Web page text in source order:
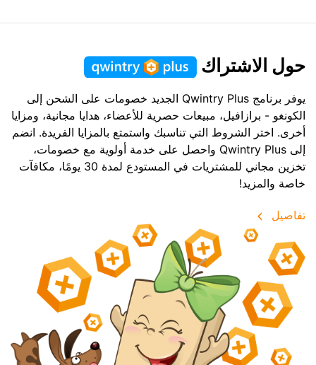
حول الاشتراك
يوفر برنامج Qwintry Plus الجديد خصومات على الشحن إلى
الكونغو - برازافيل، مبيعات حصرية للأعضاء، هدايا مجانية، ومزايا
أخرى. اختر الشروط التي تناسبك واستمتع بالمزايا الفريدة. انضم
إلى Qwintry Plus واحصل على خدمة أولوية مع خصومات،
تخزين مجاني للمشتريات في المستودع لمدة 30 يومًا، مكافآت
خاصة والمزيد!
تفاصيل